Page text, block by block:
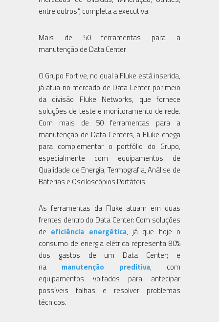
entre outros.”, completa a executiva.
Mais de 50 ferramentas para a
manutenção de Data Center
O Grupo Fortive, no qual a Fluke está inserida,
já atua no mercado de Data Center por meio
da divisão Fluke Networks, que fornece
soluções de teste e monitoramento de rede.
Com mais de 50 ferramentas para a
manutenção de Data Centers, a Fluke chega
para complementar o portfólio do Grupo,
especialmente com equipamentos de
Qualidade de Energia, Termografia, Análise de
Baterias e Osciloscópios Portáteis.
As ferramentas da Fluke atuam em duas
frentes dentro do Data Center: Com soluções
de eficiência energética, já que hoje o
consumo de energia elétrica representa 80%
dos gastos de um Data Center; e
na manutenção preditiva, com
equipamentos voltados para antecipar
possíveis falhas e resolver problemas
técnicos.